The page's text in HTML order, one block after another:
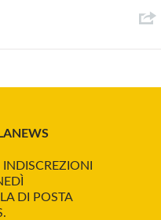
DI POSTA